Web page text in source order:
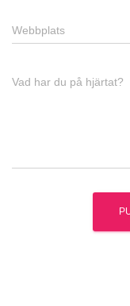
Webbplats
Vad har du på hjärtat?